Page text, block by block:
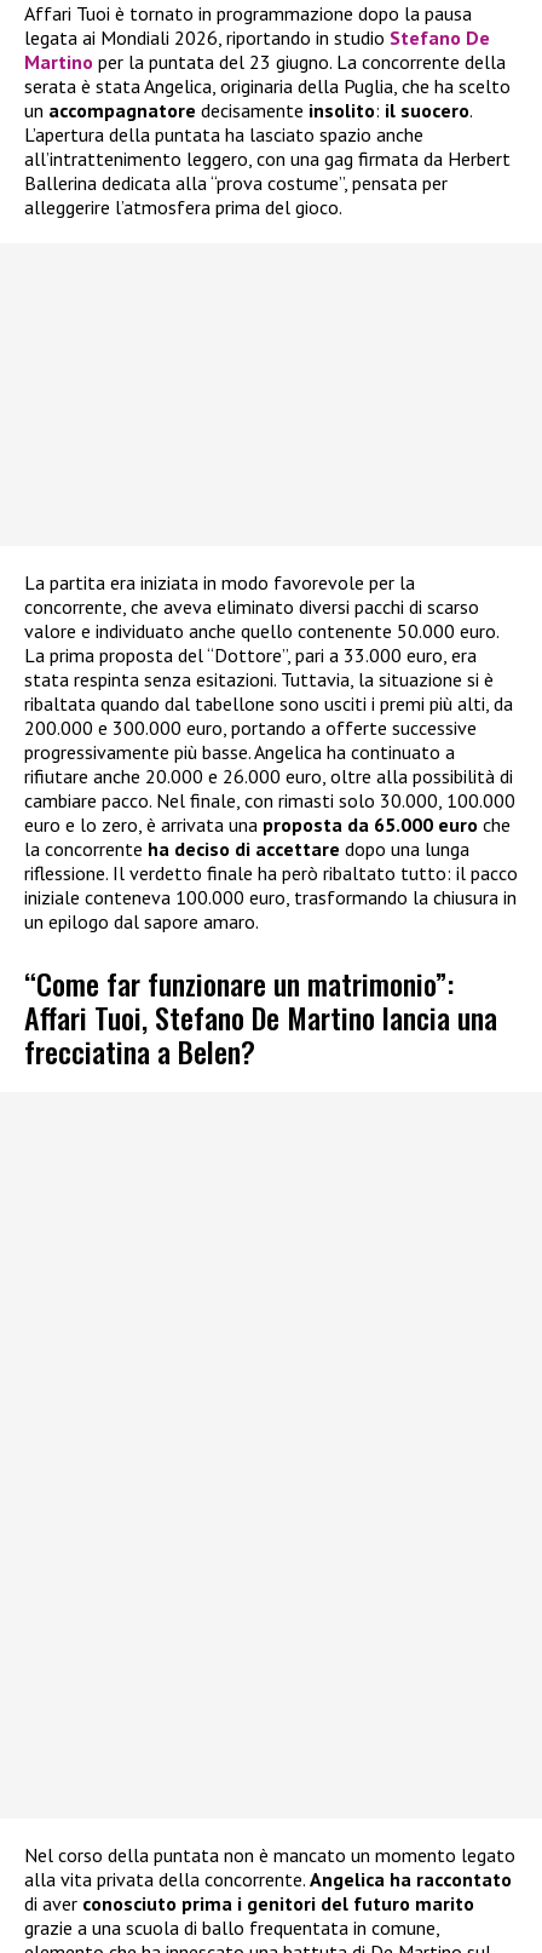
Affari Tuoi è tornato in programmazione dopo la pausa
legata ai Mondiali 2026, riportando in studio Stefano De
Martino per la puntata del 23 giugno. La concorrente della
serata è stata Angelica, originaria della Puglia, che ha scelto
un accompagnatore decisamente insolito: il suocero.
L’apertura della puntata ha lasciato spazio anche
all’intrattenimento leggero, con una gag firmata da Herbert
Ballerina dedicata alla “prova costume”, pensata per
alleggerire l’atmosfera prima del gioco.
La partita era iniziata in modo favorevole per la
concorrente, che aveva eliminato diversi pacchi di scarso
valore e individuato anche quello contenente 50.000 euro.
La prima proposta del “Dottore”, pari a 33.000 euro, era
stata respinta senza esitazioni. Tuttavia, la situazione si è
ribaltata quando dal tabellone sono usciti i premi più alti, da
200.000 e 300.000 euro, portando a offerte successive
progressivamente più basse. Angelica ha continuato a
rifiutare anche 20.000 e 26.000 euro, oltre alla possibilità di
cambiare pacco. Nel finale, con rimasti solo 30.000, 100.000
euro e lo zero, è arrivata una proposta da 65.000 euro che
la concorrente ha deciso di accettare dopo una lunga
riflessione. Il verdetto finale ha però ribaltato tutto: il pacco
iniziale conteneva 100.000 euro, trasformando la chiusura in
un epilogo dal sapore amaro.
“Come far funzionare un matrimonio”:
Affari Tuoi, Stefano De Martino lancia una
frecciatina a Belen?
Nel corso della puntata non è mancato un momento legato
alla vita privata della concorrente. Angelica ha raccontato
di aver conosciuto prima i genitori del futuro marito
grazie a una scuola di ballo frequentata in comune,